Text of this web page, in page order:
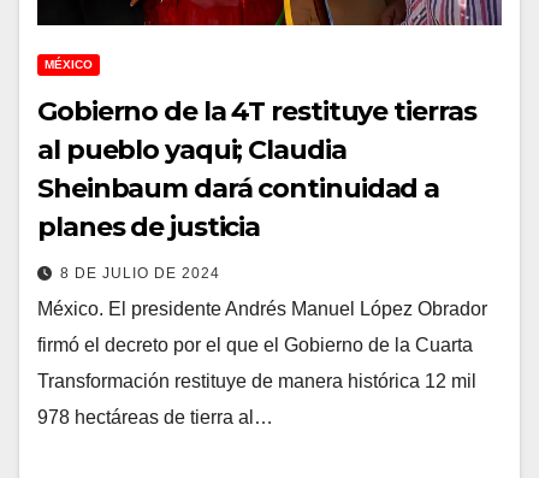
MÉXICO
Gobierno de la 4T restituye tierras
al pueblo yaqui; Claudia
Sheinbaum dará continuidad a
planes de justicia
8 DE JULIO DE 2024
México. El presidente Andrés Manuel López Obrador
firmó el decreto por el que el Gobierno de la Cuarta
Transformación restituye de manera histórica 12 mil
978 hectáreas de tierra al…